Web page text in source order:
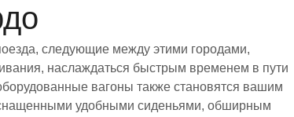
следующие между этими городами,
наслаждаться быстрым временем в пути
вагоны также становятся вашим
удобными сиденьями, обширным